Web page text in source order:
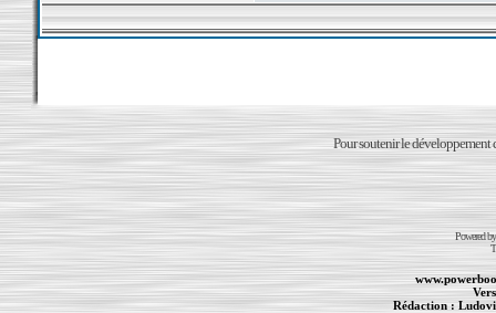
Pour soutenir le développement
Powered
Rédaction :